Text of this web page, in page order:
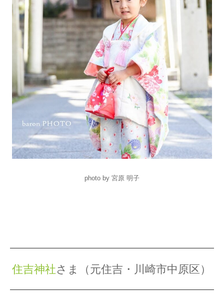
photo by 宮原 明子
住吉神社さま（元住吉・川崎市中原区）